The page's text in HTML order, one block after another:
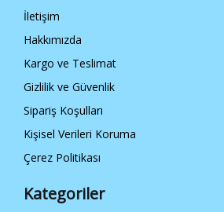
İletişim
Hakkımızda
Kargo ve Teslimat
Gizlilik ve Güvenlik
Sipariş Koşulları
Kişisel Verileri Koruma
Çerez Politikası
Kategoriler